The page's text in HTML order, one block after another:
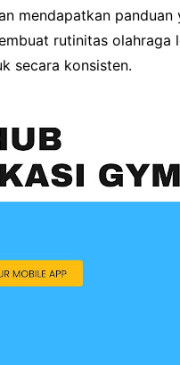
mendapatkan
rutinitas olahraga
secara konsisten.